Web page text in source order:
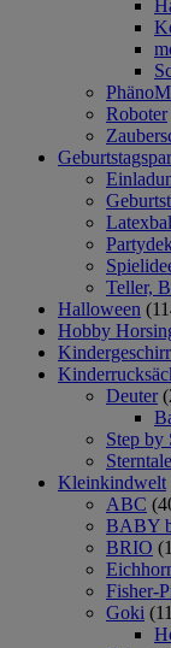
Roboter
Teller,
Halloween
Hobby
Kindergeschirr
Deuter
Step by
Kleinkindwelt
ABC
BABY
BRIO
Fisher-
Goki